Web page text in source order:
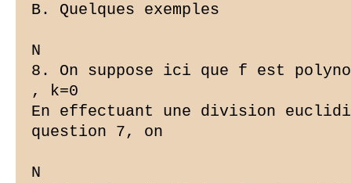
B. Quelques exemples
N
8. On suppose ici que f est
, k=0
En effectuant une division
question 7, on
N